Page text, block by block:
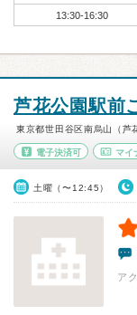
13:30-16:30
芦花公園駅前
東京都世田谷区南烏山（芦
電子決済可 マイ
土曜（〜12:45）
ア